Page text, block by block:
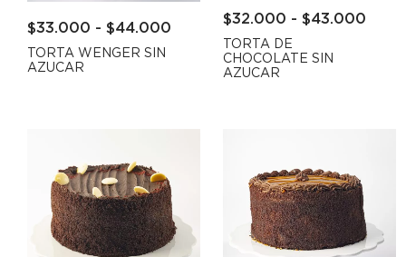
$33.000 - $44.000
TORTA WENGER SIN
AZUCAR
$32.000 - $43.000
TORTA DE
CHOCOLATE SIN
AZUCAR